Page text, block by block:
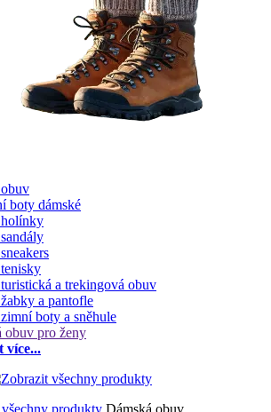
boty dámské
a trekingová obuv
a pantofle
boty a sněhule
obuv pro ženy
více...
produkty Dámská obuv